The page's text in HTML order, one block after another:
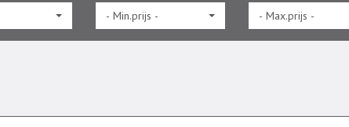
- Min.prijs - - Max.prijs -